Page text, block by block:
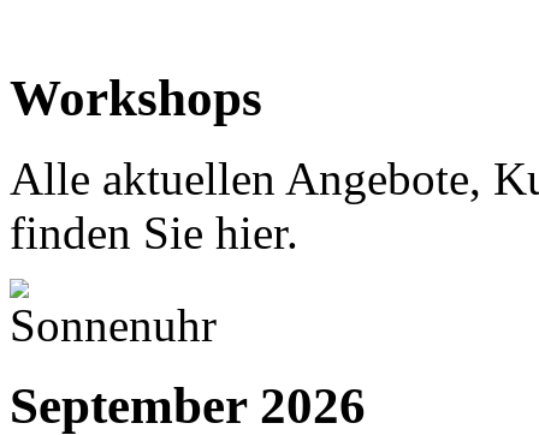
Workshops
Alle aktuellen Angebote,
finden Sie hier.
September 2026